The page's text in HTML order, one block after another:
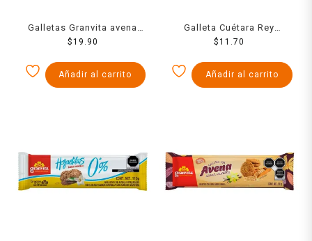
Galletas Granvita avena
con granola 90 g
$19.90
Añadir al carrito
Galleta Cuétara Rey
Sándwich chocolate 101 g
$11.70
Añadir al carrito